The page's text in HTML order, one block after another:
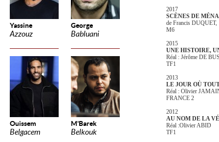
Yassine
Azzouz
George
Babluani
Ouissem
Belgacem
M'Barek
Belkouk
2017
SCÈNES DE
de Francis DUQUET,
M6
2015
UNE HISTOIRE,
Réal : Jérôme DE
TF1
2013
LE JOUR OÙ
Réal : Olivier
FRANCE 2
2012
AU NOM DE LA
Réal :Olivier ABID
TF1